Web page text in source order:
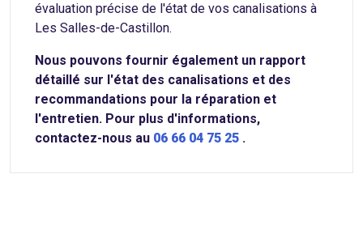
évaluation précise de l'état de vos canalisations à
Les Salles-de-Castillon.
Nous pouvons fournir également un rapport
détaillé sur l'état des canalisations et des
recommandations pour la réparation et
l'entretien. Pour plus d'informations,
contactez-nous au 06 66 04 75 25 .